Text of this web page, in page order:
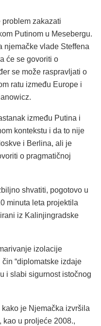
problem zakazati
Putinom u Mesebergu.
njemačke vlade Steffena
će se govoriti o
se može raspravljati o
ratu između Europe i
između Putina i
kontekstu i da to nije
i Berlina, ali je
o pragmatičnoj
shvatiti, pogotovo u
minuta leta projektila
iz Kalinjingradske
izolacije
“diplomatske izdaje
i slabi sigurnost istočnog
je Njemačka izvršila
kao u proljeće 2008.,